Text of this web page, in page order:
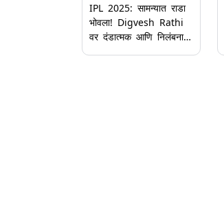
IPL 2025: सामन्यात राडा
भोवला! Digvesh Rathi
वर दंडात्मक आणि निलंबनाची